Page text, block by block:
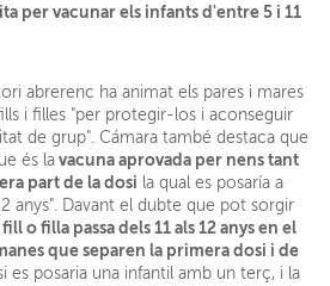
per vacunar els infants d'entre 5 i 11
abrerenc ha animat els pares i mares
i filles "per protegir-los i aconseguir
de grup". Cámara també destaca que
és la vacuna aprovada per nens tant
part de la dosi la qual es posaría a
anys". Davant el dubte que pot sorgir
o filla passa dels 11 als 12 anys en el
que separen la primera dosi i de
es posaria una infantil amb un terç, i la